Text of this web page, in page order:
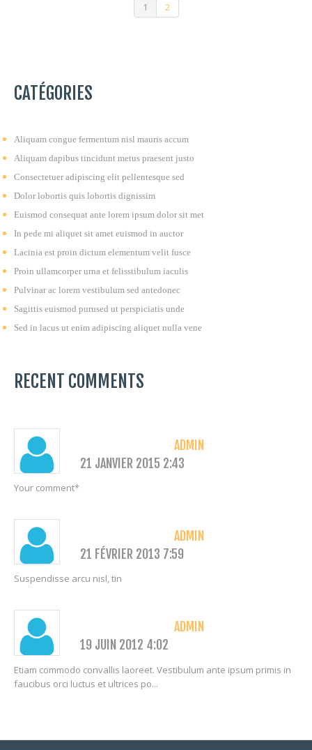
1 2
CATÉGORIES
Aliquam congue fermentum nisl mauris accum
Aliquam dapibus tincidunt metus praesent justo
Consectetuer adipiscing elit pellentesque sed
Dolor lobortis quis lobortis dignissim
Euismod consequat ante lorem ipsum dolor sit met
In pede mi aliquet sit amet euismod in auctor
Lacinia est proin dictum elementum velit fusce
Proin ullamcorper urna et felisstibulum iaculis
Pulvinar ac lorem vestibulum sed antedonec
Sagittis euismod purused ut perspiciatis unde
Sed in lacus ut enim adipiscing aliquet nulla vene
RECENT COMMENTS
ADMIN
21 JANVIER 2015 2:43
Your comment*
ADMIN
21 FÉVRIER 2013 7:59
Suspendisse arcu nisl, tin
ADMIN
19 JUIN 2012 4:02
Etiam commodo convallis laoreet. Vestibulum ante ipsum primis in
faucibus orci luctus et ultrices po...